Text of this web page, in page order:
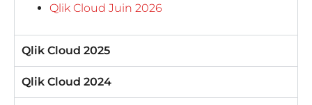
Qlik Cloud Juin 2026
Qlik Cloud 2025
Qlik Cloud 2024